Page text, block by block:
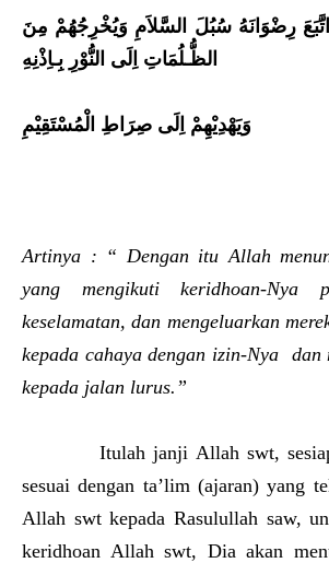
رِضْوَانَهُ سُبُلَ السَّلاَمِ وَيُخْرِجُهُمْ مِنَ
الظُّـلُمَاتِ اِلَى النُّوْرِ بِـاِذْنِهِ
وَيَهْدِيْهِمْ اِلَى صِرَاطِ الْمُسْتَقِيْمِ
Artinya : “ Dengan itu Allah
yang mengikuti keridhoan-Nya
keselamatan, dan mengeluarkan
kepada cahaya dengan izin-Nya dan
kepada jalan lurus.”
Itulah janji Allah swt, sesiapa
sesuai dengan ta’lim (ajaran) yang
Allah swt kepada Rasulullah saw,
keridhoan Allah swt, Dia akan